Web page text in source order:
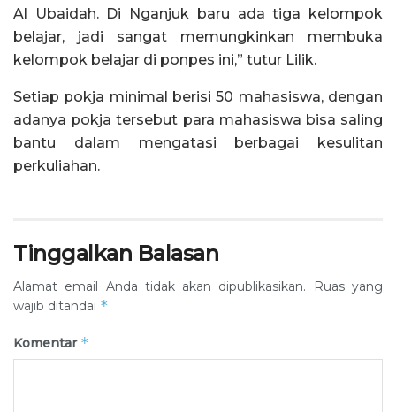
Al Ubaidah. Di Nganjuk baru ada tiga kelompok
belajar, jadi sangat memungkinkan membuka
kelompok belajar di ponpes ini,” tutur Lilik.
Setiap pokja minimal berisi 50 mahasiswa, dengan
adanya pokja tersebut para mahasiswa bisa saling
bantu dalam mengatasi berbagai kesulitan
perkuliahan.
Tinggalkan Balasan
Alamat email Anda tidak akan dipublikasikan.
Ruas yang
wajib ditandai *
Komentar *